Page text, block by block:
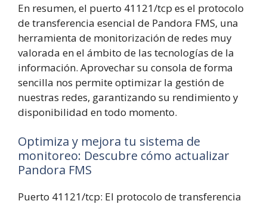
En resumen, el puerto 41121/tcp es el protocolo
de transferencia esencial de Pandora FMS, una
herramienta de monitorización de redes muy
valorada en el ámbito de las tecnologías de la
información. Aprovechar su consola de forma
sencilla nos permite optimizar la gestión de
nuestras redes, garantizando su rendimiento y
disponibilidad en todo momento.
Optimiza y mejora tu sistema de
monitoreo: Descubre cómo actualizar
Pandora FMS
Puerto 41121/tcp: El protocolo de transferencia